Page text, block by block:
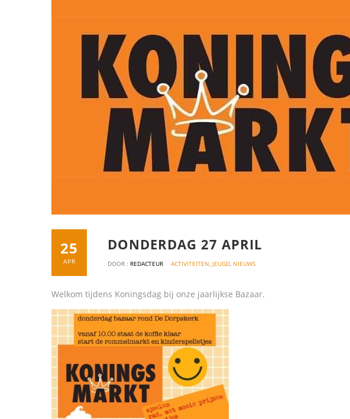
25
APR
DONDERDAG 27 APRIL
DOOR : REDACTEUR ACTIVITEITEN JEUGD NIEUWS
Welkom tijdens Koningsdag bij onze jaarlijkse Bazaar.